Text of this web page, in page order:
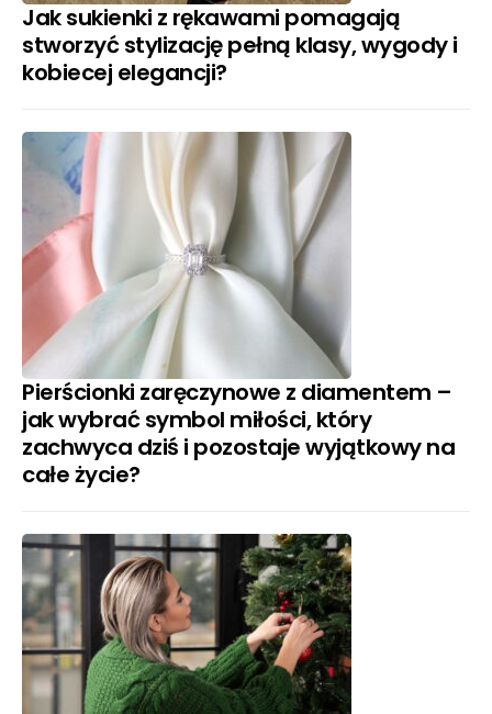
Jak sukienki z rękawami pomagają
stworzyć stylizację pełną klasy, wygody i
kobiecej elegancji?
Pierścionki zaręczynowe z diamentem –
jak wybrać symbol miłości, który
zachwyca dziś i pozostaje wyjątkowy na
całe życie?